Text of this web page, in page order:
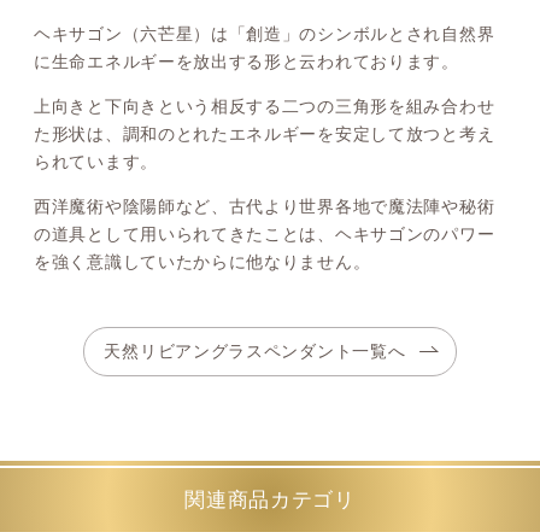
ヘキサゴン（六芒星）は「創造」のシンボルとされ自然界
に生命エネルギーを放出する形と云われております。
上向きと下向きという相反する二つの三角形を組み合わせ
た形状は、調和のとれたエネルギーを安定して放つと考え
られています。
西洋魔術や陰陽師など、古代より世界各地で魔法陣や秘術
の道具として用いられてきたことは、ヘキサゴンのパワー
を強く意識していたからに他なりません。
天然リビアングラスペンダント一覧へ
関連商品カテゴリ